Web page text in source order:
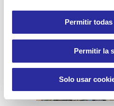
Permitir
Permitir la
Solo usar